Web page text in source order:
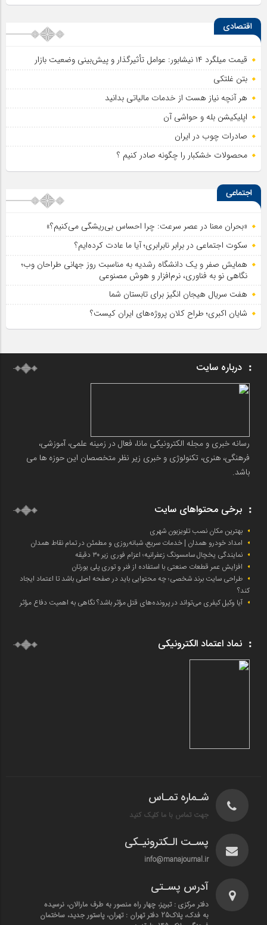
اقتصادی
قیمت میلگرد ۱۴ نیشابور: عوامل تأثیرگذار و پیش‌بینی وضعیت بازار
بتن غلتکی
هر آنچه نیاز هست از خدمات مالیاتی بدانید
اپلیکیشن بله و حواشی آن
صادرات چوب در ایران
محصولات خشکبار را چگونه صادر کنیم ؟
اجتماعی
«بحران معنا در عصر سرعت: چرا احساس بی‌ریشگی می‌کنیم؟»
سکوت اجتماعی در برابر نابرابری؛ آیا ما عادت کرده‌ایم؟
همایش صفر و یک دانشگاه رشدیه به مناسبت روز جهانی طراحان وب؛
نگاهی نو به فناوری، نرم‌افزار و هوش مصنوعی
هفت سریال هیجان انگیز برای تابستان شما
شایان اکبری؛ طراح کلان پروژه‌های ایران کیست؟
درباره سایت
رسانه خبری و مجله الکترونیکی مانا، فعال در زمینه علمی، آموزشی،
فرهنگی، هنری، تکنولوژی و خبری زیر نظر متخصصان این حوزه ها می
باشد.
برخی محتواهای سایت
بهترین مکان نصب تلویزیون شهری
امداد خودرو همدان | خدمات سریع، شبانه‌روزی و مطمئن در تمام نقاط همدان
نمایندگی یخچال سامسونگ زعفرانیه؛ اعزام فوری زیر ۳۰ دقیقه
افزایش عمر قطعات صنعتی با استفاده از فنر و توری پلی یورتان
طراحی سایت برند شخصی؛ چه محتوایی باید در صفحه اصلی باشد تا اعتماد ایجاد
کند؟
آیا وکیل کیفری می‌تواند در پرونده‌های قتل مؤثر باشد؟ نگاهی به اهمیت دفاع مؤثر
نماد اعتماد الکترونیکی
شـماره تمـاس
جهت تماس با ما کلیک کنید
پسـت الـکترونیـکی
info@manajournal.ir
آدرس پسـتی
دفتر مرکزی : تبریز، چهار راه منصور به طرف مارالان، نرسیده
به فدک، پلاک25 دفتر تهران : تهران، پاستور جدید، ساختمان